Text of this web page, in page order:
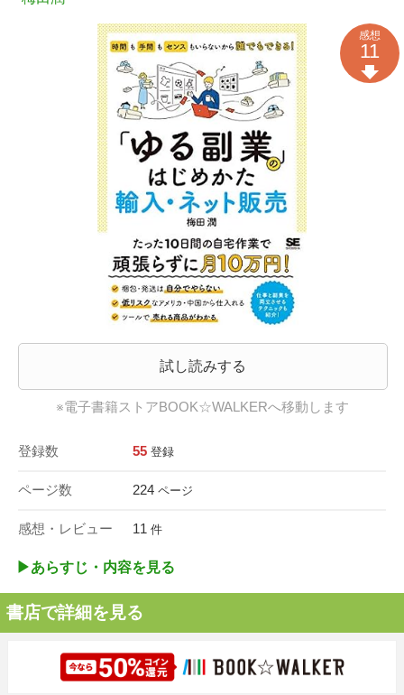
試し読みする
※電子書籍ストアBOOK☆WALKERへ移動します
登録数 55 登録
ページ数 224 ページ
感想・レビュー 11 件
感想
11
▶︎あらすじ・内容を見る
書店で詳細を見る